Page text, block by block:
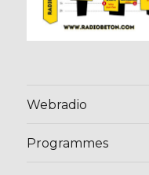
Webradio
Programmes